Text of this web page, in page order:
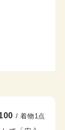
/ 着物1点